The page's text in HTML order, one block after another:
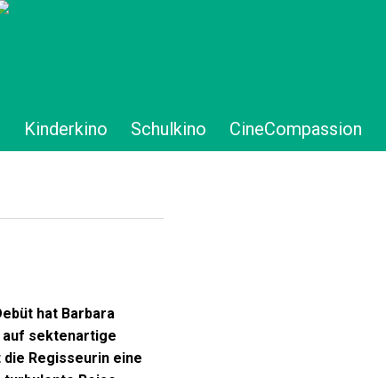
Kinderkino Schulkino CineCompassion
hat Barbara
auf sektenartige
Regisseurin eine